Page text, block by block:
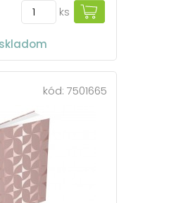
ks
skladom
kód: 7501665